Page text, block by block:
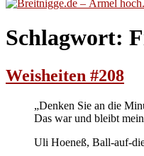
Schlagwort:
Weisheiten #208
„Denken Sie an die
Das war und bleibt
Uli Hoeneß, Ball-auf-